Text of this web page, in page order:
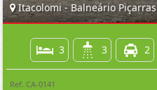
Itacolomi - Balneário Piçarras
3 3 2
Ref. CA-0141